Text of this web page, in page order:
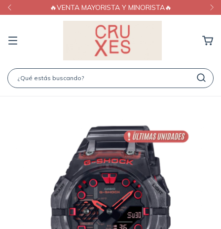
🔥VENTA MAYORISTA Y MINORISTA🔥